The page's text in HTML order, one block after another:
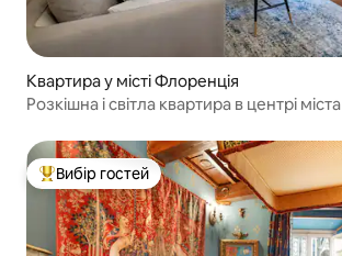
Квартира у місті Флоренція
Розкішна і світла квартира в центрі міста
Топ вибір гостей
Вибір гостей